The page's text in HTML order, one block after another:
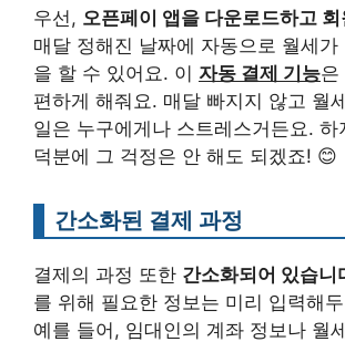
우선, 오픈페이 앱을 다운로드하고
매달 정해진 날짜에 자동으로 월세가
을 할 수 있어요. 이 자동 결제 기능은
편하게 해줘요. 매달 빠지지 않고 월
일은 누구에게나 스트레스거든요. 하
덕분에 그 걱정은 안 해도 되겠죠! 😊
간소화된 결제 과정
결제의 과정 또한 간소화되어 있습니
를 위해 필요한 정보는 미리 입력해
예를 들어, 임대인의 계좌 정보나 월